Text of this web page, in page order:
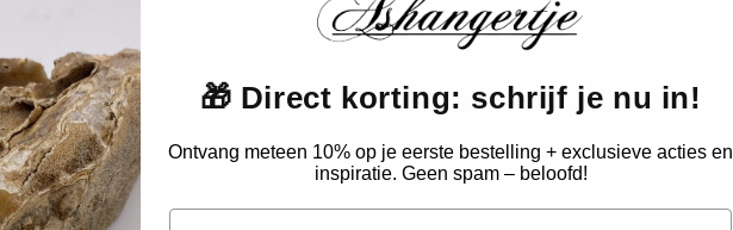
Echte reviews van echte klanten
Geverifieerde reviews
🎁 Direct korting: schrijf je nu in!
Ontvang meteen 10% op je eerste bestelling + exclusieve acties en
inspiratie. Geen spam – beloofd!
Email